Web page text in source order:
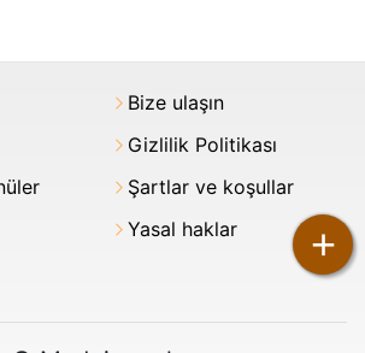
+
Bize ulaşın
Gizlilik Politikası
Şartlar ve koşullar
Yasal haklar